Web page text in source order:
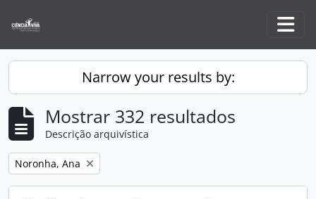
Narrow your results by:
Mostrar 332 resultados
Descrição arquivística
Remove filter:
Noronha, Ana